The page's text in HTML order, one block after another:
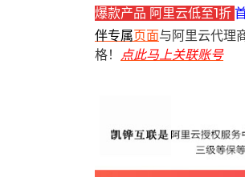
爆款产品 阿里云低至1折
伴专属页面与阿里云代理
格！ 点此马上关联账号